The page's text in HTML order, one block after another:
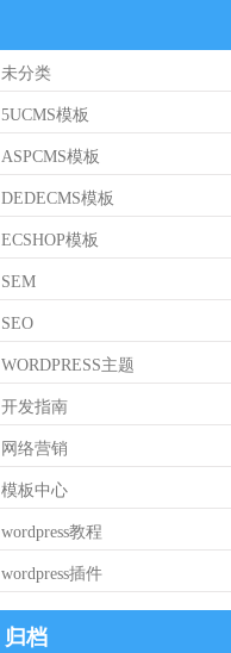
未分类
5UCMS模板
ASPCMS模板
DEDECMS模板
ECSHOP模板
SEM
SEO
WORDPRESS主题
开发指南
网络营销
模板中心
wordpress教程
wordpress插件
归档